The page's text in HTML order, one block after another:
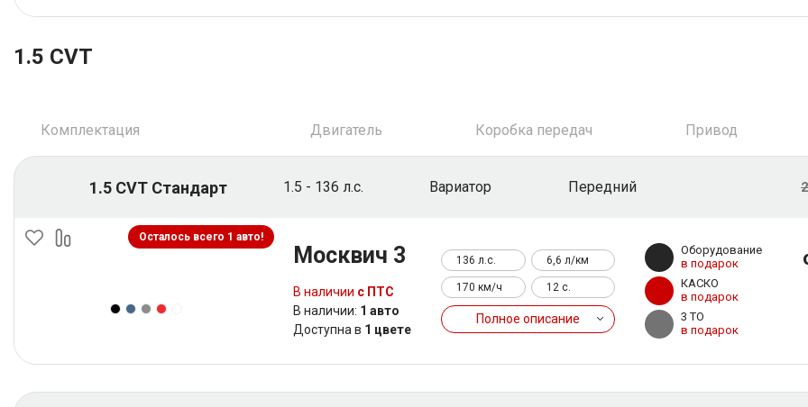
1.5 CVT
Комплектация Двигатель Коробка передач Привод
1.5 CVT Стандарт 1.5 - 136 л.с. Вариатор Передний
Осталось всего 1 авто!
Москвич 3
В наличии с ПТС
В наличии: 1 авто
Доступна в 1 цвете
136 л.с. 6,6 л/км
170 км/ч 12 c.
Полное описание
Оборудование
в подарок
КАСКО
в подарок
3 ТО
в подарок